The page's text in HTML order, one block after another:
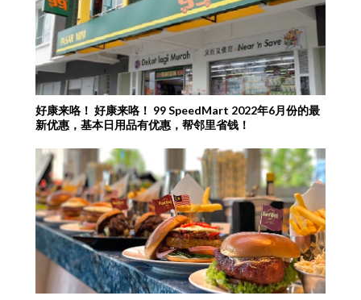
好康来咯！ 好康来咯！ 99 SpeedMart 2022年6月份的最
新优惠，基本日用品有优惠，帮邻里省钱！